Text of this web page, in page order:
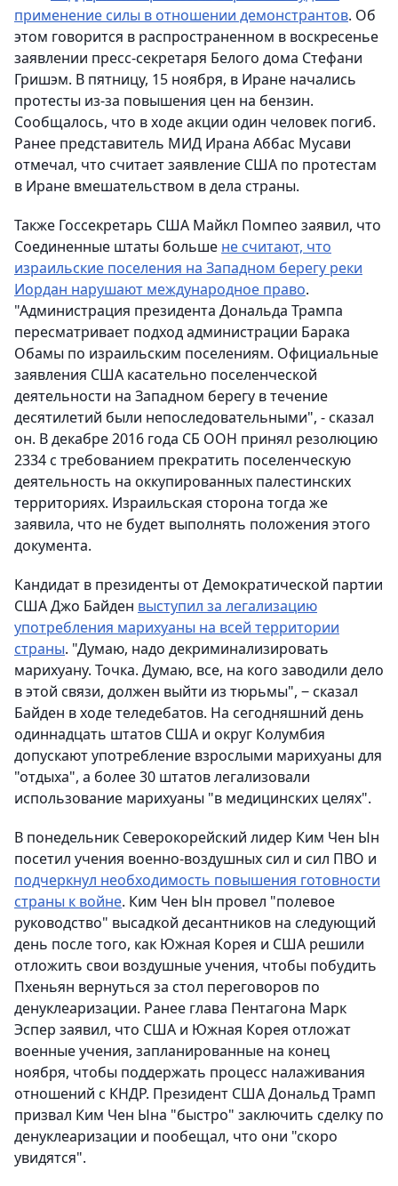
применение силы в отношении демонстрантов. Об
этом говорится в распространенном в воскресенье
заявлении пресс-секретаря Белого дома Стефани
Гришэм. В пятницу, 15 ноября, в Иране начались
протесты из-за повышения цен на бензин.
Сообщалось, что в ходе акции один человек погиб.
Ранее представитель МИД Ирана Аббас Мусави
отмечал, что считает заявление США по протестам
в Иране вмешательством в дела страны.
Также Госсекретарь США Майкл Помпео заявил, что
Соединенные штаты больше не считают, что
израильские поселения на Западном берегу реки
Иордан нарушают международное право.
"Администрация президента Дональда Трампа
пересматривает подход администрации Барака
Обамы по израильским поселениям. Официальные
заявления США касательно поселенческой
деятельности на Западном берегу в течение
десятилетий были непоследовательными", - сказал
он. В декабре 2016 года СБ ООН принял резолюцию
2334 с требованием прекратить поселенческую
деятельность на оккупированных палестинских
территориях. Израильская сторона тогда же
заявила, что не будет выполнять положения этого
документа.
Кандидат в президенты от Демократической партии
США Джо Байден выступил за легализацию
употребления марихуаны на всей территории
страны. "Думаю, надо декриминализировать
марихуану. Точка. Думаю, все, на кого заводили дело
в этой связи, должен выйти из тюрьмы", ‒ сказал
Байден в ходе теледебатов. На сегодняшний день
одиннадцать штатов США и округ Колумбия
допускают употребление взрослыми марихуаны для
"отдыха", а более 30 штатов легализовали
использование марихуаны "в медицинских целях".
В понедельник Северокорейский лидер Ким Чен Ын
посетил учения военно-воздушных сил и сил ПВО и
подчеркнул необходимость повышения готовности
страны к войне. Ким Чен Ын провел "полевое
руководство" высадкой десантников на следующий
день после того, как Южная Корея и США решили
отложить свои воздушные учения, чтобы побудить
Пхеньян вернуться за стол переговоров по
денуклеаризации. Ранее глава Пентагона Марк
Эспер заявил, что США и Южная Корея отложат
военные учения, запланированные на конец
ноября, чтобы поддержать процесс налаживания
отношений с КНДР. Президент США Дональд Трамп
призвал Ким Чен Ына "быстро" заключить сделку по
денуклеаризации и пообещал, что они "скоро
увидятся".